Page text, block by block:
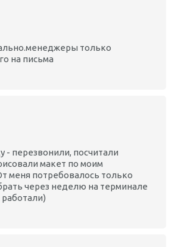
только
на письма
- перезвонили, посчитали
макет по моим
меня потребовалось только
через неделю на терминале